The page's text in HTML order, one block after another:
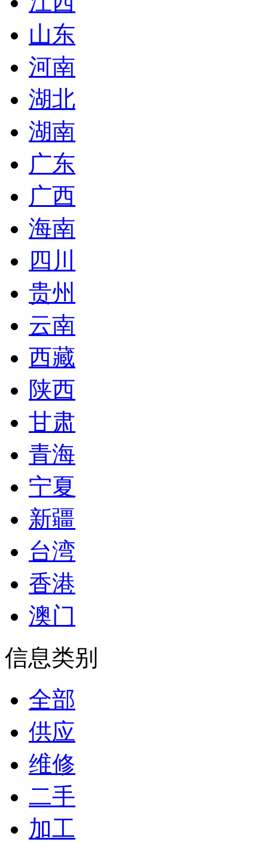
山东
河南
湖北
湖南
广东
广西
海南
四川
贵州
云南
西藏
陕西
甘肃
青海
宁夏
新疆
台湾
香港
澳门
信息类别
全部
供应
维修
二手
加工